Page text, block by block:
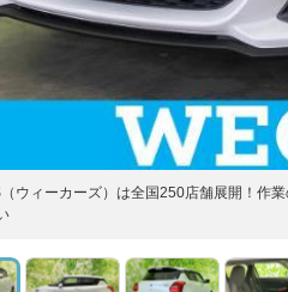
ウィーカーズ）は全国250店舗展開！作